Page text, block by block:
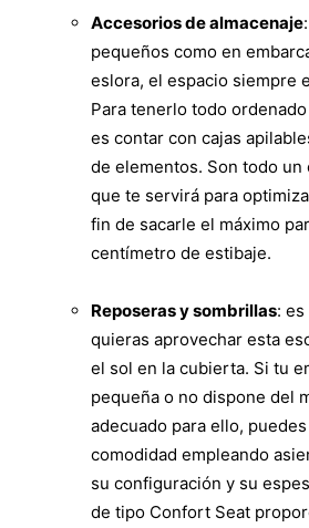
Accesorios de almacenaje
pequeños como en
eslora, el espacio siempre
Para tenerlo todo
es contar con cajas
de elementos. Son todo un
que te servirá para
fin de sacarle el máximo
centímetro de estibaje.
Reposeras y sombrillas:
quieras aprovechar esta
el sol en la cubierta. Si tu
pequeña o no dispone del
adecuado para ello,
comodidad empleando
su configuración y su
de tipo Confort Seat